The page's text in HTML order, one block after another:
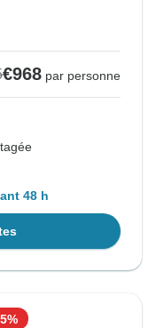
€968 par personne
48 h